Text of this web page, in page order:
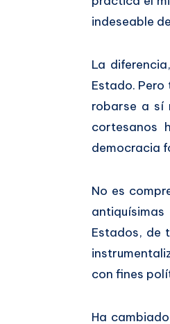
indeseable
La
Estado.
robarse a sí
cortesanos
democracia
No es
Estados, de
con fines
Ha